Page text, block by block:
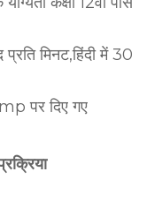
मिनट,हिंदी में 30
पर दिए गए